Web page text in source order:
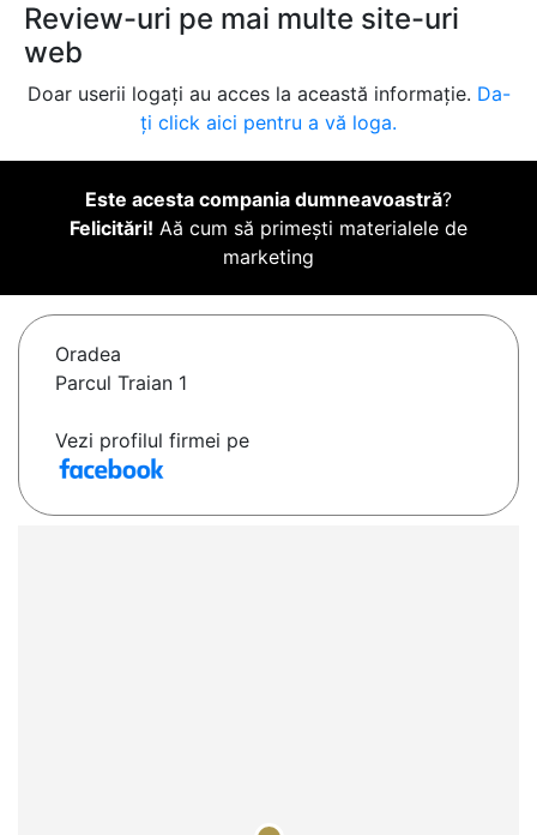
Review-uri pe mai multe site-uri
web
Doar userii logați au acces la această informație. Da-
ți click aici pentru a vă loga.
Este acesta compania dumneavoastră?
Felicitări! Aă cum să primești materialele de
marketing
Oradea
Parcul Traian 1
Vezi profilul firmei pe